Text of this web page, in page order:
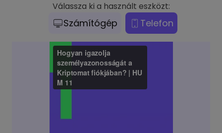
Válassza ki a használt eszközt:
Számítógép Telefon